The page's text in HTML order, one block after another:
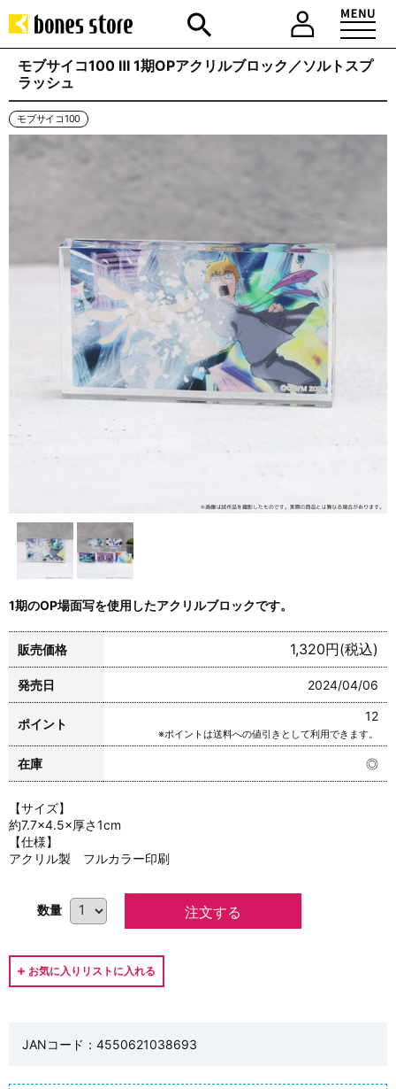
モブサイコ100 Ⅲ 1期OPアクリルブロック／ソルトスプ
ラッシュ
モブサイコ100
1期のOP場面写を使用したアクリルブロックです。
販売価格 1,320円(税込)
発売日 2024/04/06
ポイント
12
※ポイントは送料への値引きとして利用できます。
在庫 ◎
【サイズ】
約7.7×4.5×厚さ1cm
【仕様】
アクリル製 フルカラー印刷
数量
JANコード：4550621038693